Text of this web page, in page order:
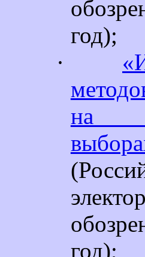
год);
·
на
год);